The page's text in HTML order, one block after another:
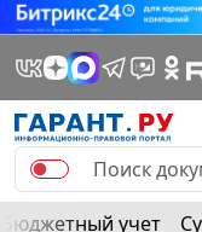
Бюджетный учет